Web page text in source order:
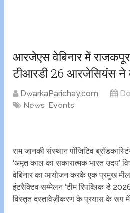
आरजेएस वेबिनार में
टीआरडी 26 आरजेसियंस ने
DwarkaParichay.com
News-Events
राम जानकी संस्थान पॉजिटिव
‘अमृत काल का सकारात्मक भारत उदय’
वेबिनार का आयोजन करके एक प्रमुख मील
इंटरैक्टिव सम्मेलन ‘टीम रिपब्लिक डे
विस्तृत दस्तावेज़ीकरण के प्रयास के रूप में